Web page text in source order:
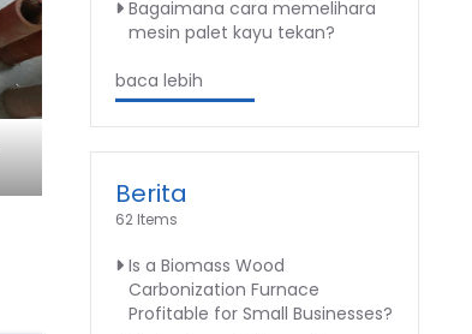
Bagaimana cara memelihara
mesin palet kayu tekan?
baca lebih
Berita
62 Items
Is a Biomass Wood
Carbonization Furnace
Profitable for Small Businesses?